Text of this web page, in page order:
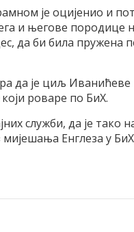
је оцијенио и
и његове породице
да би била пружена
да је циљ Иванићеве
роваре по БиХ.
служби, да је тако
Енглеза у